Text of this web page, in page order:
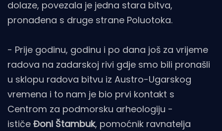
dolaze, povezala je jedna stara bitva,
pronađena s druge strane Poluotoka.
- Prije godinu, godinu i po dana još za vrijeme
radova na zadarskoj rivi gdje smo bili pronašli
u sklopu radova bitvu iz Austro-Ugarskog
vremena i to nam je bio prvi kontakt s
Centrom za podmorsku arheologiju -
ističe Đoni Štambuk, pomoćnik ravnatelja